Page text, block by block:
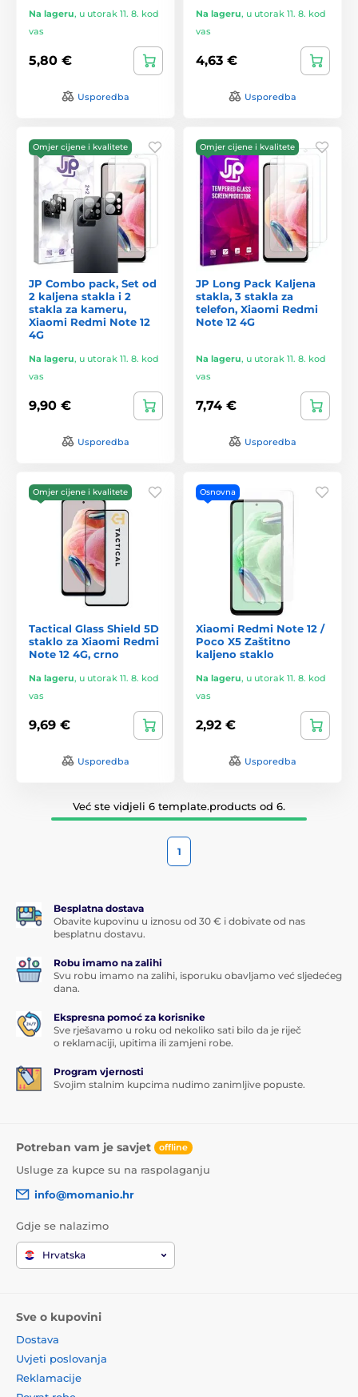
Na lageru, u utorak 11. 8. kod
vas
5,80 €
Usporedba
Na lageru, u utorak 11. 8. kod
vas
4,63 €
Usporedba
Omjer cijene i kvalitete
JP Combo pack, Set od
2 kaljena stakla i 2
stakla za kameru,
Xiaomi Redmi Note 12
4G
Na lageru, u utorak 11. 8. kod
vas
9,90 €
Usporedba
Omjer cijene i kvalitete
JP Long Pack Kaljena
stakla, 3 stakla za
telefon, Xiaomi Redmi
Note 12 4G
Na lageru, u utorak 11. 8. kod
vas
7,74 €
Usporedba
Omjer cijene i kvalitete
Tactical Glass Shield 5D
staklo za Xiaomi Redmi
Note 12 4G, crno
Na lageru, u utorak 11. 8. kod
vas
9,69 €
Usporedba
Osnovna
Xiaomi Redmi Note 12 /
Poco X5 Zaštitno
kaljeno staklo
Na lageru, u utorak 11. 8. kod
vas
2,92 €
Usporedba
Već ste vidjeli 6 template.products od 6.
1
Besplatna dostava
Obavite kupovinu u iznosu od 30 € i dobivate od nas
besplatnu dostavu.
Robu imamo na zalihi
Svu robu imamo na zalihi, isporuku obavljamo već sljedećeg
dana.
Ekspresna pomoć za korisnike
Sve rješavamo u roku od nekoliko sati bilo da je riječ
o reklamaciji, upitima ili zamjeni robe.
Program vjernosti
Svojim stalnim kupcima nudimo zanimljive popuste.
Potreban vam je savjet offline
Usluge za kupce su na raspolaganju
info@momanio.hr
Gdje se nalazimo
Hrvatska
Sve o kupovini
Dostava
Uvjeti poslovanja
Reklamacije